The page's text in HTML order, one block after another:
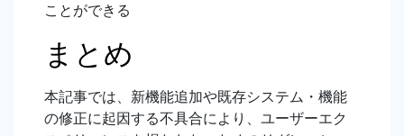
ことができる
まとめ
本記事では、新機能追加や既存システム・機能
の修正に起因する不具合により、ユーザーエク